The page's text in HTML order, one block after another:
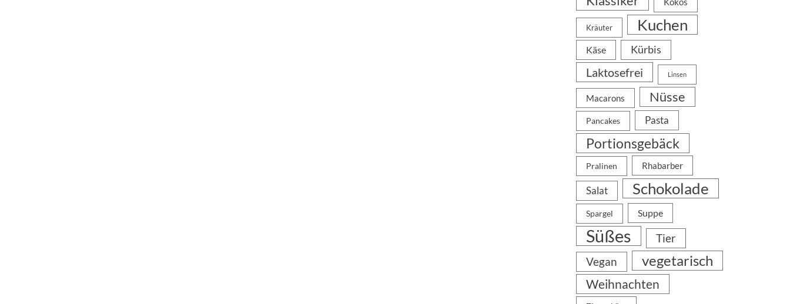
Kokos
Kräuter Kuchen
Käse Kürbis
Laktosefrei Linsen
Macarons Nüsse
Pancakes Pasta
Portionsgebäck
Pralinen Rhabarber
Salat Schokolade
Spargel Suppe
Süßes
Tier
Vegan
vegetarisch
Weihnachten